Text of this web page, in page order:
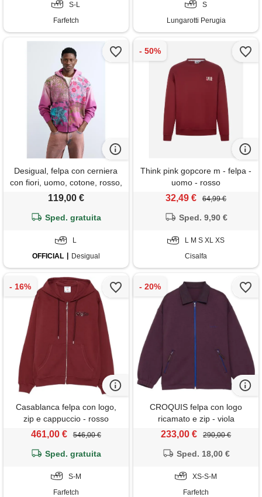
S-L
Farfetch
S
Lungarotti Perugia
Desigual, felpa con cerniera
con fiori, uomo, cotone, rosso,
l
119,00 €
Sped. gratuita
L
OFFICIAL
Desigual
Think pink gopcore m - felpa -
uomo - rosso
32,49 € 64,99 €
Sped. 9,90 €
L M S XL XS
Cisalfa
Casablanca felpa con logo,
zip e cappuccio - rosso
461,00 € 546,00 €
Sped. gratuita
S-M
Farfetch
CROQUIS felpa con logo
ricamato e zip - viola
233,00 € 290,00 €
Sped. 18,00 €
XS-S-M
Farfetch